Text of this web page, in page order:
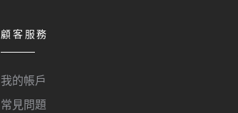
顧客服務
我的帳戶
常見問題